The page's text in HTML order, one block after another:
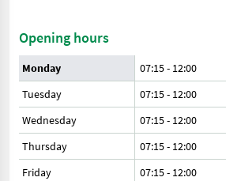
Opening hours
Monday 07:15 - 12:00
Tuesday
07:15 - 12:00
Wednesday
07:15 - 12:00
Thursday
07:15 - 12:00
Friday
07:15 - 12:00